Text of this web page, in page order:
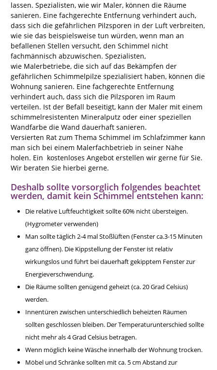
lassen. Spezialisten, wie wir Maler, können die Räume
sanieren. Eine fachgerechte Entfernung verhindert auch,
dass sich die gefährlichen Pilzsporen in der Luft verbreiten,
wie sie das beispielsweise tun würden, wenn man an
befallenen Stellen versucht, den Schimmel nicht
fachmännisch abzuwischen. Spezialisten,
wie Malerbetriebe, die sich auf das Bekämpfen der
gefährlichen Schimmelpilze spezialisiert haben, können die
Wohnung sanieren. Eine fachgerechte Entfernung
verhindert auch, dass sich die Pilzsporen im Raum
verteilen. Ist der Befall beseitigt, kann der Maler mit einem
schimmelresistenten Mineralputz oder einer speziellen
Wandfarbe die Wand dauerhaft sanieren.
Versierten Rat zum Thema Schimmel im Schlafzimmer kann
man sich bei einem Malerfachbetrieb in seiner Nähe
holen. Ein kostenloses Angebot erstellen wir gerne für Sie.
Wir beraten Sie hierbei gerne.
Deshalb sollte vorsorglich folgendes beachtet
werden, damit kein Schimmel entstehen kann:
Die relative Luftfeuchtigkeit sollte 60% nicht übersteigen.
(Hygrometer verwenden)
Man sollte täglich 2-4 mal Stoßlüften (Fenster ca.3-15 Minuten
ganz öffnen). Die Kippstellung der Fenster ist relativ
wirkungslos und führt bei dauerhaft gekipptem Fenster zur
Energieverschwendung.
Die Räume sollten genügend geheizt (ca. 20 Grad Celsius)
werden.
Innentüren zwischen unterschiedlich beheizten Räumen
sollten geschlossen bleiben. Der Temperaturunterschied sollte
nicht mehr als 4 Grad Celsius betragen.
Wenn möglich keine Wäsche innerhalb der Wohnung trocken.
Möbel und Schränke sollten mit ca. 5 cm Abstand zur